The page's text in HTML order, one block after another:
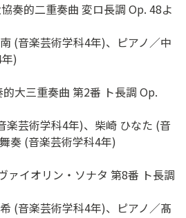
奏的二重奏曲 変ロ長調 Op. 48よ
(音楽芸術学科4年)、ピアノ／中
)
大三重奏曲 第2番 ト長調 Op.
楽芸術学科4年)、柴崎 ひなた (音
奏 (音楽芸術学科4年)
ァイオリン・ソナタ 第8番 ト長調
(音楽芸術学科4年)、ピアノ／髙